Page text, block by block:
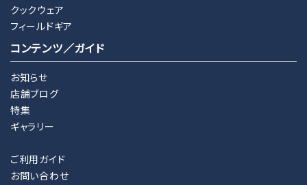
クックウェア
フィールドギア
コンテンツ／ガイド
お知らせ
店舗ブログ
特集
ギャラリー
ご利用ガイド
お問い合わせ